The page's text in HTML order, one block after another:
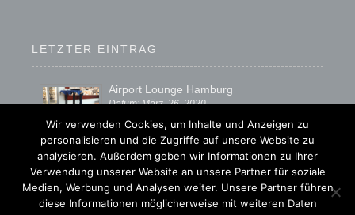
LETZTER EINTRAG
Airport Lounge Hamburg
Datum: März, 26, 2020
© TUI TRAVELStar Reisecenter Cityblick
Wir verwenden Cookies, um Inhalte und Anzeigen zu
personalisieren und die Zugriffe auf unsere Website zu
analysieren. Außerdem geben wir Informationen zu Ihrer
Verwendung unserer Website an unsere Partner für soziale
Medien, Werbung und Analysen weiter. Unsere Partner führen
diese Informationen möglicherweise mit weiteren Daten